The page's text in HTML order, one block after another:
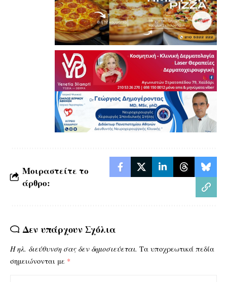
Μοιραστείτε το
άρθρο:
Δεν υπάρχουν Σχόλια
Η ηλ. διεύθυνση σας δεν δημοσιεύεται. Τα υποχρεωτικά πεδία
σημειώνονται με *